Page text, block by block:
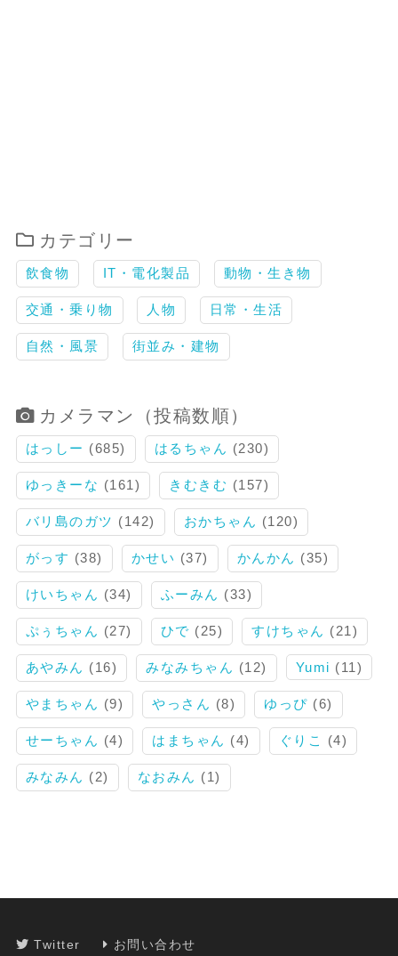
カテゴリー
飲食物 IT・電化製品 動物・生き物
交通・乗り物 人物 日常・生活
自然・風景 街並み・建物
カメラマン（投稿数順）
はっしー (685) はるちゃん (230)
ゆっきーな (161) きむきむ (157)
バリ島のガツ (142) おかちゃん (120)
がっす (38) かせい (37) かんかん (35)
けいちゃん (34) ふーみん (33)
ぷぅちゃん (27) ひで (25) すけちゃん (21)
あやみん (16) みなみちゃん (12) Yumi (11)
やまちゃん (9) やっさん (8) ゆっぴ (6)
せーちゃん (4) はまちゃん (4) ぐりこ (4)
みなみん (2) なおみん (1)
Twitter お問い合わせ